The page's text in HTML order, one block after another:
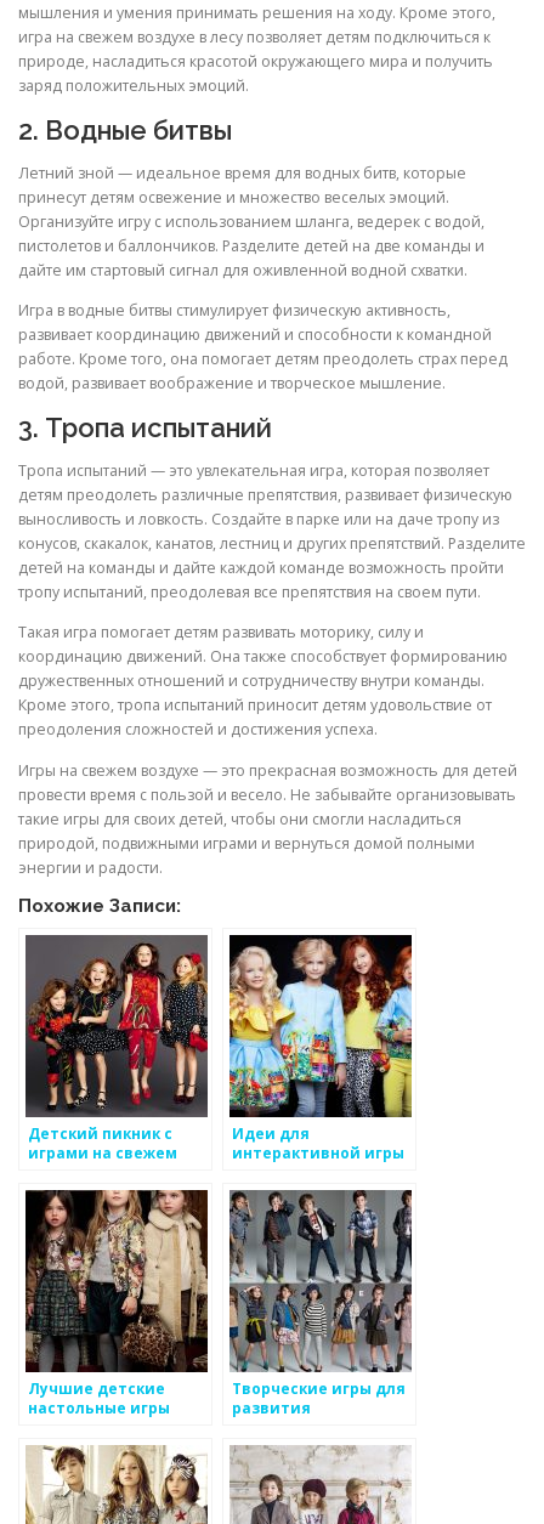
мышления и умения принимать решения на ходу. Кроме этого,
игра на свежем воздухе в лесу позволяет детям подключиться к
природе, насладиться красотой окружающего мира и получить
заряд положительных эмоций.
2. Водные битвы
Летний зной — идеальное время для водных битв, которые
принесут детям освежение и множество веселых эмоций.
Организуйте игру с использованием шланга, ведерек с водой,
пистолетов и баллончиков. Разделите детей на две команды и
дайте им стартовый сигнал для оживленной водной схватки.
Игра в водные битвы стимулирует физическую активность,
развивает координацию движений и способности к командной
работе. Кроме того, она помогает детям преодолеть страх перед
водой, развивает воображение и творческое мышление.
3. Тропа испытаний
Тропа испытаний — это увлекательная игра, которая позволяет
детям преодолеть различные препятствия, развивает физическую
выносливость и ловкость. Создайте в парке или на даче тропу из
конусов, скакалок, канатов, лестниц и других препятствий. Разделите
детей на команды и дайте каждой команде возможность пройти
тропу испытаний, преодолевая все препятствия на своем пути.
Такая игра помогает детям развивать моторику, силу и
координацию движений. Она также способствует формированию
дружественных отношений и сотрудничеству внутри команды.
Кроме этого, тропа испытаний приносит детям удовольствие от
преодоления сложностей и достижения успеха.
Игры на свежем воздухе — это прекрасная возможность для детей
провести время с пользой и весело. Не забывайте организовывать
такие игры для своих детей, чтобы они смогли насладиться
природой, подвижными играми и вернуться домой полными
энергии и радости.
Похожие Записи:
Детский пикник с
играми на свежем
Идеи для
интерактивной игры
рождения
Лучшие детские
настольные игры
Творческие игры для
развития